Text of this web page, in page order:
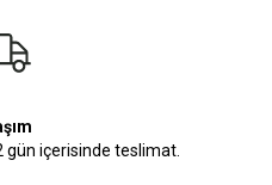
gün içerisinde teslimat.